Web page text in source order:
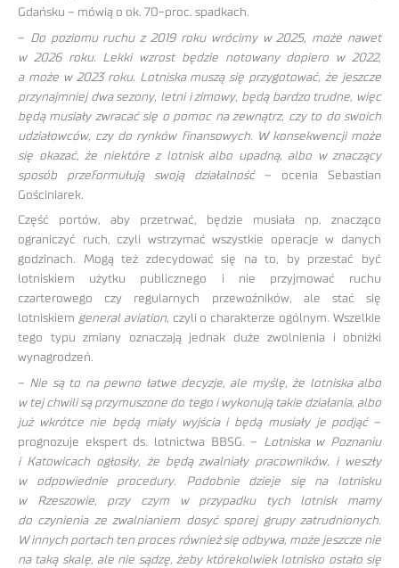
Gdańsku – mówią o ok. 70-proc. spadkach.
– Do poziomu ruchu z 2019 roku wrócimy w 2025, może nawet
w 2026 roku. Lekki wzrost będzie notowany dopiero w 2022,
a może w 2023 roku. Lotniska muszą się przygotować, że jeszcze
przynajmniej dwa sezony, letni i zimowy, będą bardzo trudne, więc
będą musiały zwracać się o pomoc na zewnątrz, czy to do swoich
udziałowców, czy do rynków finansowych. W konsekwencji może
się okazać, że niektóre z lotnisk albo upadną, albo w znaczący
sposób przeformułują swoją działalność– ocenia Sebastian
Gościniarek.
Część portów, aby przetrwać, będzie musiała np. znacząco
ograniczyć ruch, czyli wstrzymać wszystkie operacje w danych
godzinach. Mogą też zdecydować się na to, by przestać być
lotniskiem użytku publicznego i nie przyjmować ruchu
czarterowego czy regularnych przewoźników, ale stać się
lotniskiem general aviation, czyli o charakterze ogólnym. Wszelkie
tego typu zmiany oznaczają jednak duże zwolnienia i obniżki
wynagrodzeń.
– Nie są to na pewno łatwe decyzje, ale myślę, że lotniska albo
w tej chwili są przymuszone do tego i wykonują takie działania, albo
już wkrótce nie będą miały wyjścia i będą musiały je podjąć–
prognozuje ekspert ds. lotnictwa BBSG. – Lotniska w Poznaniu
i Katowicach ogłosiły, że będą zwalniały pracowników, i weszły
w odpowiednie procedury. Podobnie dzieje się na lotnisku
w Rzeszowie, przy czym w przypadku tych lotnisk mamy
do czynienia ze zwalnianiem dosyć sporej grupy zatrudnionych.
W innych portach ten proces również się odbywa, może jeszcze nie
na taką skalę, ale nie sądzę, żeby którekolwiek lotnisko ostało się